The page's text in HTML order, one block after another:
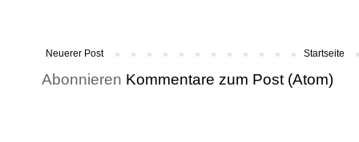
Neuerer Post Startseite
Abonnieren Kommentare zum Post (Atom)